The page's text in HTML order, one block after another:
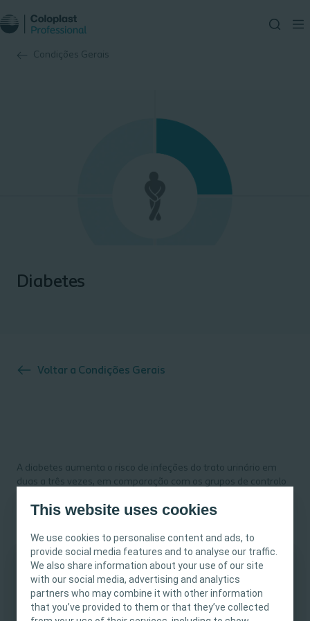
This website uses cookies
We use cookies to personalise content and ads, to
provide social media features and to analyse our traffic.
We also share information about your use of our site
with our social media, advertising and analytics
partners who may combine it with other information
that you’ve provided to them or that they’ve collected
Condições Gerais
Este site destina-se exclusivamente a
Profissionais de Saúde. O conteúdo do site tem
fins informativos e educacionais, podendo não
Diabetes
Voltar a Condições Gerais
A diabetes aumenta o risco de infeções do trato urinário em
duas a três vezes, em comparação com os grupos de controlo
O que nos dizem os dados disponíveis?
Um grande estudo transversal, no âmbito do Inquérito
Canadiano sobre a Saúde Comunitária, comparou a prevalência
da diabetes tipo 2 na população com lesão medular com a de
uma população sem lesão medular. Verificou-se um aumento